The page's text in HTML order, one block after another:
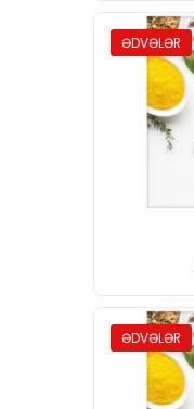
ƏDVƏLƏR
ƏDVƏLƏR